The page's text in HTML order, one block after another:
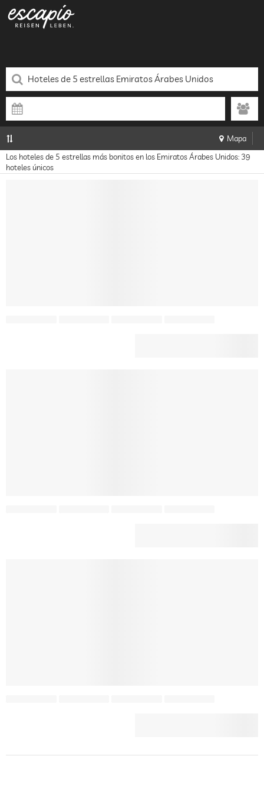
Mapa
Los hoteles de 5 estrellas más bonitos en los Emiratos Árabes Unidos: 39
hoteles únicos